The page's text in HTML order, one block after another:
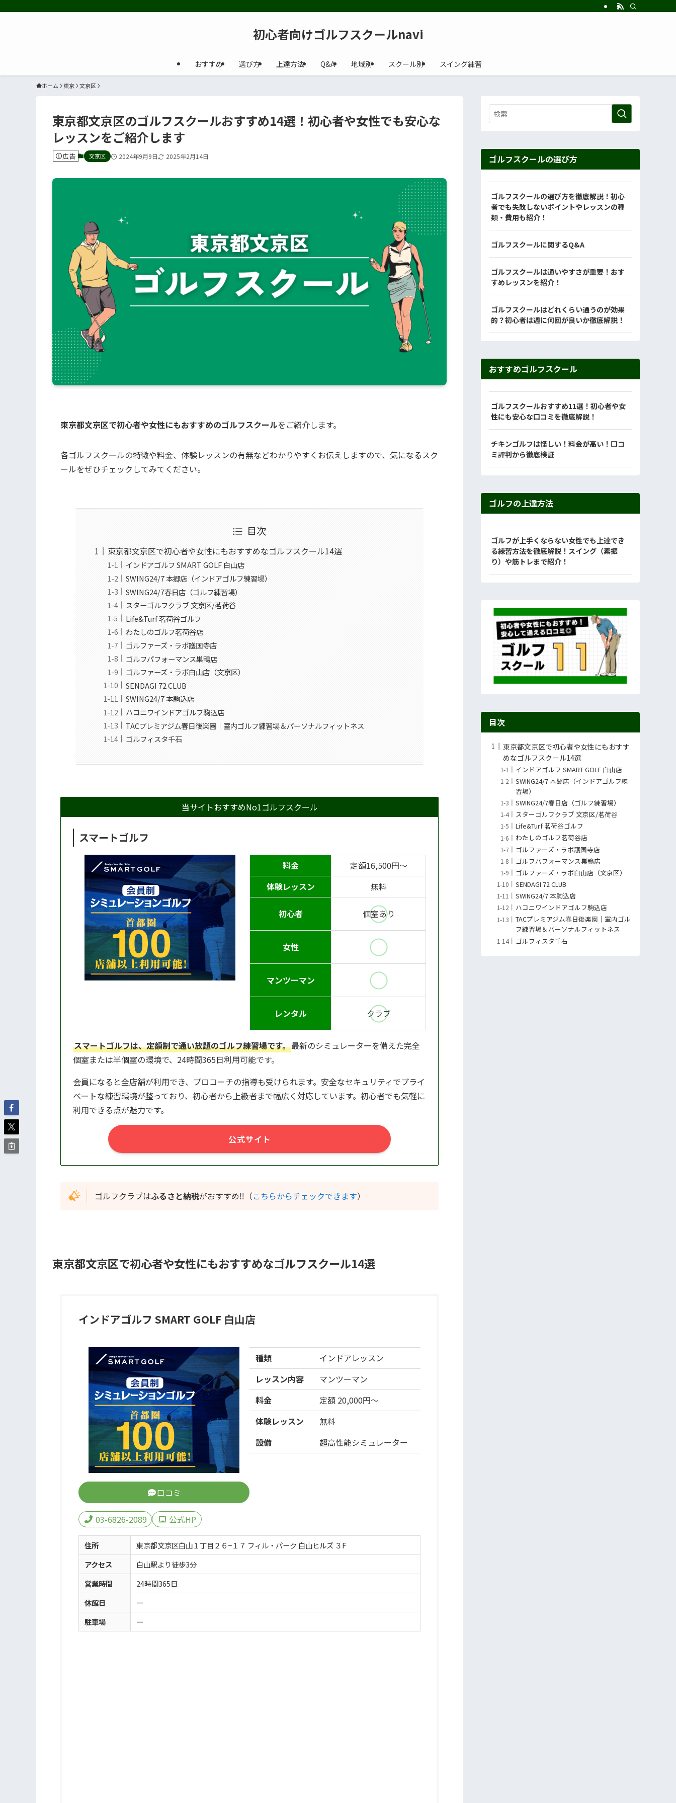
初心者向けゴルフスクールnavi
おすすめ 選び方 上達方法 Q&A 地域別 スクール別 スイング練習
ホーム 東京 文京区
東京都文京区のゴルフスクールおすすめ14選！初心者や女性でも安心な
レッスンをご紹介します
広告 文京区 2024年9月9日 2025年2月14日
東京都文京区で初心者や女性にもおすすめのゴルフスクールをご紹介します。
各ゴルフスクールの特徴や料金、体験レッスンの有無などわかりやすくお伝えしますので、気になるスク
ールをぜひチェックしてみてください。
目次
東京都文京区で初心者や女性にもおすすめなゴルフスクール14選
インドアゴルフ SMART GOLF 白山店
SWING24/7 本郷店（インドアゴルフ練習場）
SWING24/7春日店（ゴルフ練習場）
スターゴルフクラブ 文京区/茗荷谷
Life&Turf 茗荷谷ゴルフ
わたしのゴルフ茗荷谷店
ゴルファーズ・ラボ護国寺店
ゴルフパフォーマンス巣鴨店
ゴルファーズ・ラボ白山店（文京区）
SENDAGI 72 CLUB
SWING24/7 本駒込店
ハコニワインドアゴルフ駒込店
TACプレミアジム春日後楽園｜室内ゴルフ練習場＆パーソナルフィットネス
ゴルフィスタ千石
当サイトおすすめNo1ゴルフスクール
スマートゴルフ
料金
定額16,500円〜
体験レッスン
無料
初心者 個室あり
女性
マンツーマン
レンタル クラブ
スマートゴルフは、定額制で通い放題のゴルフ練習場です。最新のシミュレーターを備えた完全
個室または半個室の環境で、24時間365日利用可能です。
会員になると全店舗が利用でき、プロコーチの指導も受けられます。安全なセキュリティでプライ
ベートな練習環境が整っており、初心者から上級者まで幅広く対応しています。初心者でも気軽に
利用できる点が魅力です。
公式サイト
ゴルフクラブはふるさと納税がおすすめ‼️（こちらからチェックできます）
東京都文京区で初心者や女性にもおすすめなゴルフスクール14選
インドアゴルフ SMART GOLF 白山店
口コミ
03-6826-2089 公式HP
種類
インドアレッスン
レッスン内容
マンツーマン
料金
定額 20,000円〜
体験レッスン
無料
設備
超高性能シミュレーター
住所
東京都文京区白山１丁目２６−１７ フィル・パーク 白山ヒルズ ３F
アクセス
白山駅より徒歩3分
営業時間
24時間365日
休館日
ー
駐車場
ー
ゴルフスクールの選び方
ゴルフスクールの選び方を徹底解説！初心
者でも失敗しないポイントやレッスンの種
類・費用も紹介！
ゴルフスクールに関するQ&A
ゴルフスクールは通いやすさが重要！おす
すめレッスンを紹介！
ゴルフスクールはどれくらい通うのが効果
的？初心者は週に何回が良いか徹底解説！
おすすめゴルフスクール
ゴルフスクールおすすめ11選！初心者や女
性にも安心な口コミを徹底解説！
チキンゴルフは怪しい！料金が高い！口コ
ミ評判から徹底検証
ゴルフの上達方法
ゴルフが上手くならない女性でも上達でき
る練習方法を徹底解説！スイング（素振
り）や筋トレまで紹介！
目次
東京都文京区で初心者や女性にもおすす
めなゴルフスクール14選
インドアゴルフ SMART GOLF 白山店
SWING24/7 本郷店（インドアゴルフ練
習場）
SWING24/7春日店（ゴルフ練習場）
スターゴルフクラブ 文京区/茗荷谷
Life&Turf 茗荷谷ゴルフ
わたしのゴルフ茗荷谷店
ゴルファーズ・ラボ護国寺店
ゴルフパフォーマンス巣鴨店
ゴルファーズ・ラボ白山店（文京区）
SENDAGI 72 CLUB
SWING24/7 本駒込店
ハコニワインドアゴルフ駒込店
TACプレミアジム春日後楽園｜室内ゴル
フ練習場＆パーソナルフィットネス
ゴルフィスタ千石